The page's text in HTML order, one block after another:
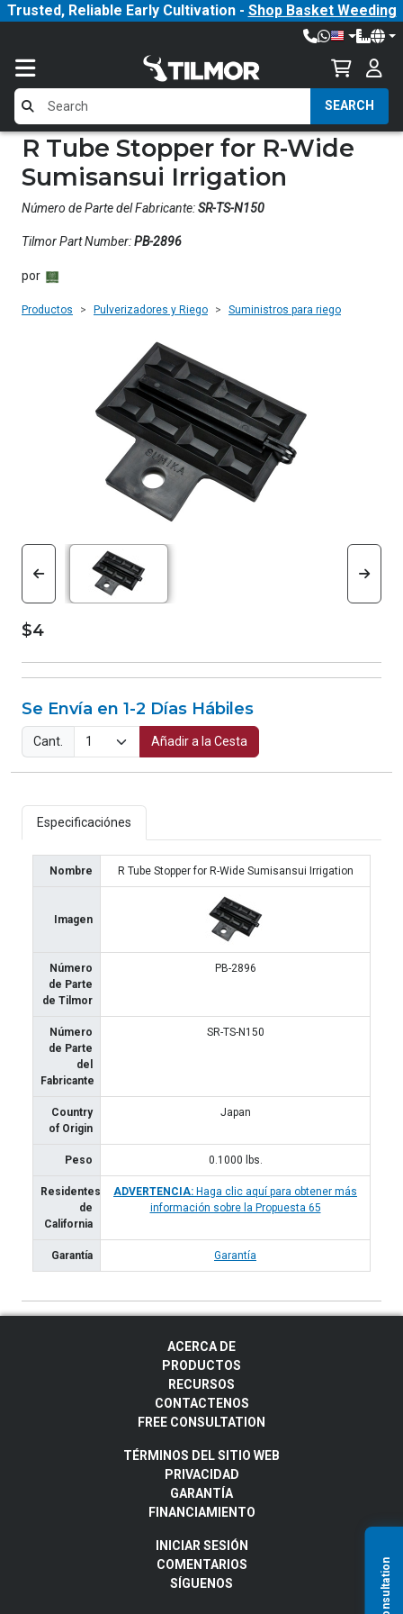
Trusted, Reliable Early Cultivation - Shop Basket Weeding
SEARCH
R Tube Stopper for R-Wide
Sumisansui Irrigation
Número de Parte del Fabricante:SR-TS-N150
Tilmor Part Number:PB-2896
por
Productos Pulverizadores y Riego Suministros para riego
$4
Se Envía en 1-2 Días Hábiles
Cant. Añadir a la Cesta
Especificaciónes
Nombre R Tube Stopper for R-Wide Sumisansui Irrigation
Imagen
Número
de Parte
de Tilmor
PB-2896
Número
de Parte
del
Fabricante
SR-TS-N150
Country
of Origin
Japan
Peso 0.1000 lbs.
Residentes
de
California
ADVERTENCIA: Haga clic aquí para obtener más
información sobre la Propuesta 65
Garantía Garantía
ACERCA DE
PRODUCTOS
RECURSOS
CONTACTENOS
FREE CONSULTATION
TÉRMINOS DEL SITIO WEB
PRIVACIDAD
GARANTÍA
FINANCIAMIENTO
INICIAR SESIÓN
COMENTARIOS
SÍGUENOS